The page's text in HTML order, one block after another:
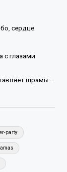
сердце
глазами
шрамы –
party